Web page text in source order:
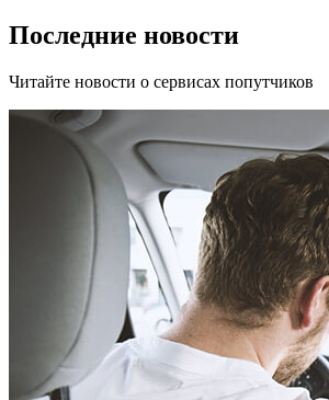
Последние новости
Читайте новости о сервисах попутчиков